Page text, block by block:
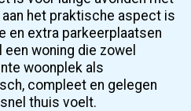
en extra parkeerplaatsen
woonplek als
compleet en gelegen
thuis voelt.